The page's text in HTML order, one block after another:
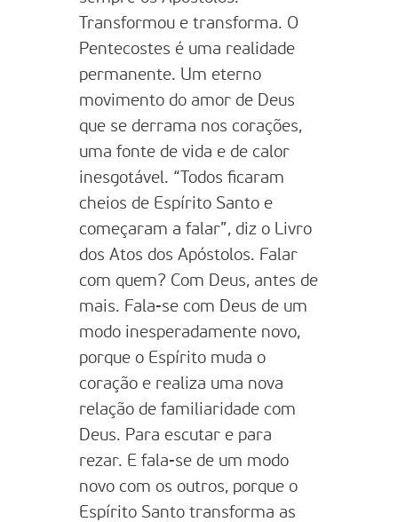
Transformou e transforma. O
Pentecostes é uma realidade
permanente. Um eterno
movimento do amor de Deus
que se derrama nos corações,
uma fonte de vida e de calor
inesgotável. “Todos ficaram
cheios de Espírito Santo e
começaram a falar”, diz o Livro
dos Atos dos Apóstolos. Falar
com quem? Com Deus, antes de
mais. Fala-se com Deus de um
modo inesperadamente novo,
porque o Espírito muda o
coração e realiza uma nova
relação de familiaridade com
Deus. Para escutar e para
rezar. E fala-se de um modo
novo com os outros, porque o
Espírito Santo transforma as